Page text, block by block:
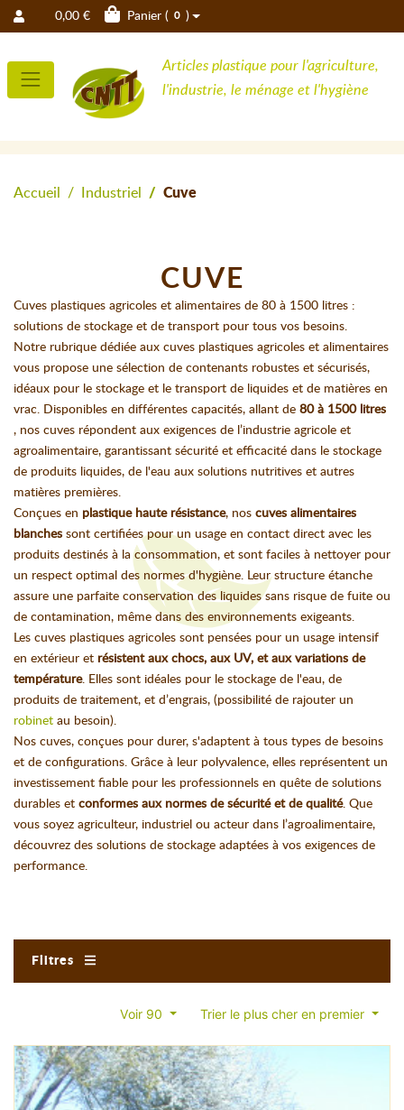
0,00 € Panier ( 0 )
Articles plastique pour l'agriculture,
l'industrie, le ménage et l'hygiène
Accueil Industriel Cuve
CUVE
Cuves plastiques agricoles et alimentaires de 80 à 1500 litres :
solutions de stockage et de transport pour tous vos besoins.
Notre rubrique dédiée aux cuves plastiques agricoles et alimentaires
vous propose une sélection de contenants robustes et sécurisés,
idéaux pour le stockage et le transport de liquides et de matières en
vrac. Disponibles en différentes capacités, allant de 80 à 1500 litres
, nos cuves répondent aux exigences de l’industrie agricole et
agroalimentaire, garantissant sécurité et efficacité dans le stockage
de produits liquides, de l'eau aux solutions nutritives et autres
matières premières.
Conçues en plastique haute résistance, nos cuves alimentaires
blanches sont certifiées pour un usage en contact direct avec les
produits destinés à la consommation, et sont faciles à nettoyer pour
un respect optimal des normes d'hygiène. Leur structure étanche
assure une parfaite conservation des liquides sans risque de fuite ou
de contamination, même dans des environnements exigeants.
Les cuves plastiques agricoles sont pensées pour un usage intensif
en extérieur et résistent aux chocs, aux UV, et aux variations de
température. Elles sont idéales pour le stockage de l'eau, de
produits de traitement, et d’engrais, (possibilité de rajouter un
robinet au besoin).
Nos cuves, conçues pour durer, s'adaptent à tous types de besoins
et de configurations. Grâce à leur polyvalence, elles représentent un
investissement fiable pour les professionnels en quête de solutions
durables et conformes aux normes de sécurité et de qualité. Que
vous soyez agriculteur, industriel ou acteur dans l’agroalimentaire,
découvrez des solutions de stockage adaptées à vos exigences de
performance.
Filtres
Voir 90 Trier le plus cher en premier